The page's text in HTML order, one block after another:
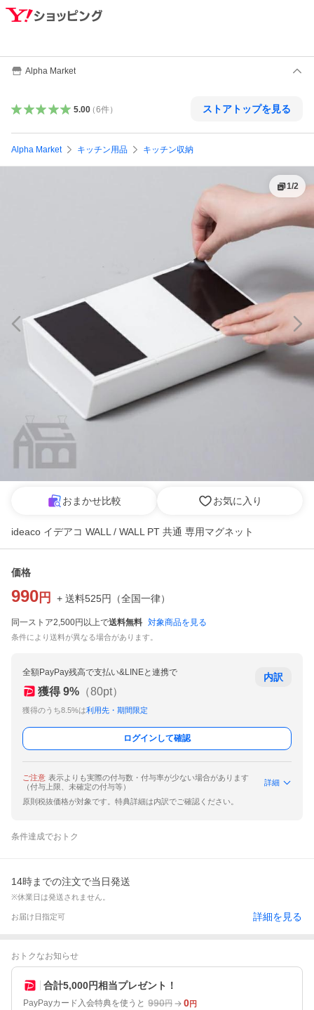
Alpha Market
5.00（6件） ストアトップを見る
Alpha Market キッチン用品 キッチン収納
1/2
おまかせ比較 お気に入り
ideaco イデアコ WALL / WALL PT 共通 専用マグネット
価格
990 円 + 送料525円 （全国一律）
同一ストア2,500円以上で送料無料 対象商品を見る
条件により送料が異なる場合があります。
全額PayPay残高で支払い&LINEと連携で
獲得 9% （80pt）
獲得のうち8.5%は利用先・期間限定
内訳
ログインして確認
ご注意 表示よりも実際の付与数・付与率が少ない場合があります
（付与上限、未確定の付与等）
詳細
原則税抜価格が対象です。特典詳細は内訳でご確認ください。
条件達成でおトク
14時までの注文で当日発送
※休業日は発送されません。
お届け日指定可 詳細を見る
おトクなお知らせ
合計5,000円相当プレゼント！
PayPayカード入会特典を使うと 990円 0円